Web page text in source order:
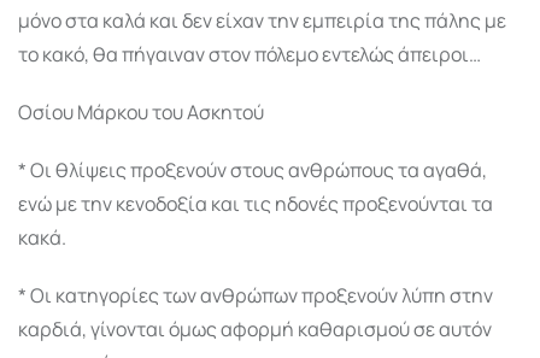
μόνο στα καλά και δεν είχαν την εμπειρία της πάλης με
το κακό, θα πήγαιναν στον πόλεμο εντελώς άπειροι…
Οσίου Μάρκου του Ασκητού
* Οι θλίψεις προξενούν στους ανθρώπους τα α­γαθά,
ενώ με την κενοδοξία και τις ηδονές προξενούνται τα
κακά.
* Οι κατηγορίες των ανθρώπων προξενούν λύπη στην
καρδιά, γίνονται όμως αφορμή καθαρισμού σε αυτόν